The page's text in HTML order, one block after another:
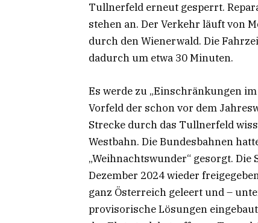
Tullnerfeld erneut gesperrt.
stehen an. Der Verkehr läuft von
durch den Wienerwald. Die
dadurch um etwa 30 Minuten.
Es werde zu „Einschränkungen
Vorfeld der schon vor dem
Strecke durch das Tullnerfeld
Westbahn. Die Bundesbahnen
„Weihnachtswunder“ gesorgt.
Dezember 2024 wieder
ganz Österreich geleert und –
provisorische Lösungen